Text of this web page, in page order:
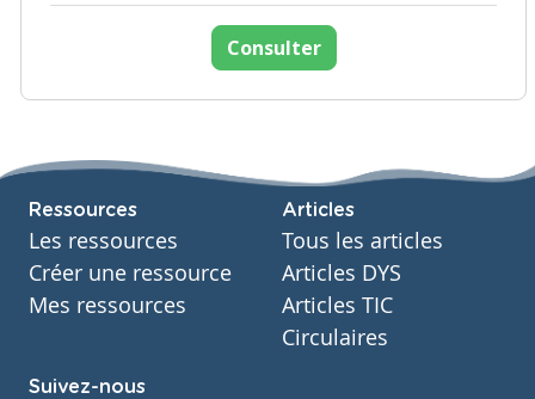
Consulter
Ressources
Les ressources
Créer une ressource
Mes ressources
Articles
Tous les articles
Articles DYS
Articles TIC
Circulaires
Suivez-nous